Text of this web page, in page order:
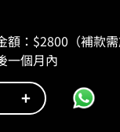
：$2800（補款需
一個月內
+